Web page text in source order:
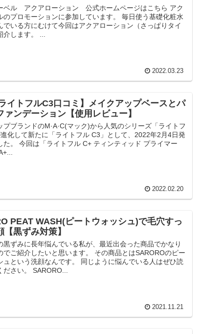
ベル アクアローション 公式ホームページはこちら アク
のプロモーションに参加しています。 毎日使う基礎化粧水
でいる方にむけて今回はアクアローション（さっぱりタイ
介します。 ...
2022.03.23
イトフルC3口コミ】メイクアップベースとパ
ァンデーション【使用レビュー】
プブランドのM·A·C(マック)から人気のシリーズ「ライトフ
化して新たに「ライトフル C3」として、2022年2月4日発
た。 今回は「ライトフル C+ ティンティッド プライマー
2022.02.20
PEAT WASH(ピートウォッシュ)で毛穴すっ
【黒ずみ対策】
黒ずみに長年悩んでいる私が、最近出会った商品でかなり
でご紹介したいと思います。 その商品とはSAROROのピー
ュという洗顔なんです。 同じように悩んでいる人はぜひ読
ださい。 SARORO...
2021.11.21